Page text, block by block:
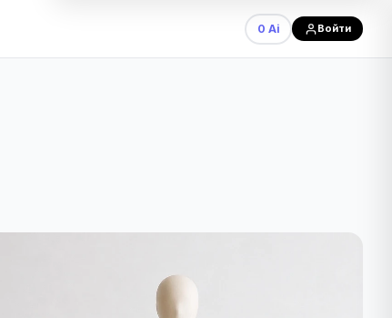
0 Ai Войти